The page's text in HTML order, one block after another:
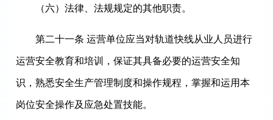
（六）法律、法规规定的其他职责。
第二十一条 运营单位应当对轨道快线从业人员进行
运营安全教育和培训，保证其具备必要的运营安全知
识，熟悉安全生产管理制度和操作规程，掌握和运用本
岗位安全操作及应急处置技能。